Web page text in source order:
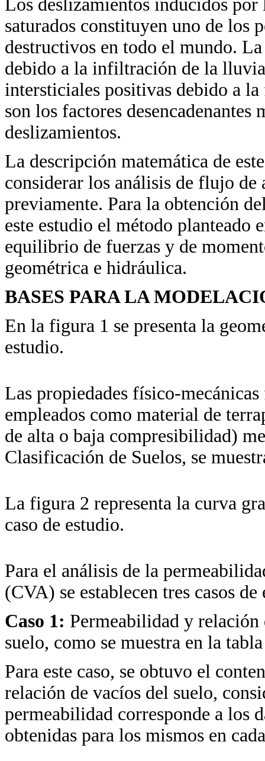
Los deslizamientos inducidos
saturados constituyen uno de los
destructivos en todo el mundo.
debido a la infiltración de la
intersticiales positivas debido a
son los factores desencadenantes
deslizamientos.
La descripción matemática de
considerar los análisis de flujo
previamente. Para la obtención
este estudio el método planteado
equilibrio de fuerzas y de
geométrica e hidráulica.
BASES PARA LA
En la figura 1 se presenta la
estudio.
Las propiedades físico-
empleados como material de
de alta o baja compresibilidad)
Clasificación de Suelos, se
La figura 2 representa la curva
caso de estudio.
Para el análisis de la
(CVA) se establecen tres casos de
Caso 1: Permeabilidad y
suelo, como se muestra en la
Para este caso, se obtuvo el
relación de vacíos del suelo,
permeabilidad corresponde a los
obtenidas para los mismos en